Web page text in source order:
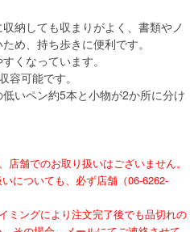
納しても収まりがよく、書類やノ
め、持ち歩きに便利です。
くなっています。
可能です。
いペン約5本と小物が2か所に分け
舗でのお取り扱いはございません。
についても、必ず店舗（06-6262-
ミングにより注文完了後でも品切れの